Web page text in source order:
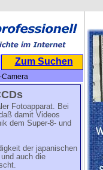
Zum Suchen
Fotoapparat. Bei
damit Videos
dem Super-8- und
der japanischen
auch die